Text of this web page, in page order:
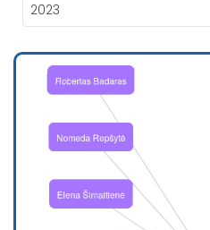
2023